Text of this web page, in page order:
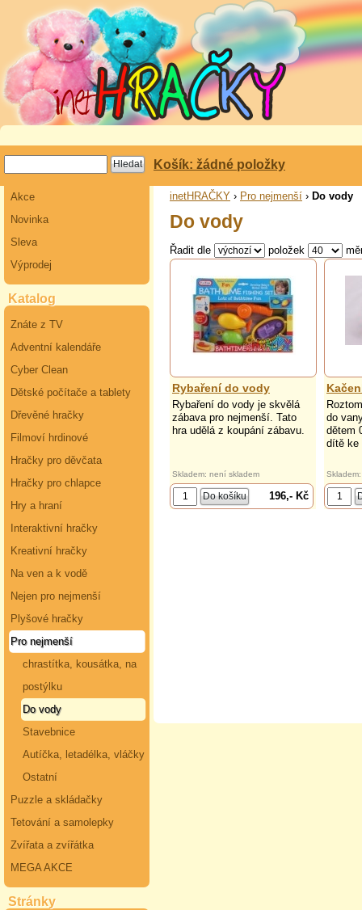
Košík: žádné položky
Akce
Novinka
Sleva
Výprodej
Katalog
Znáte z TV
Adventní kalendáře
Cyber Clean
Dětské počítače a tablety
Dřevěné hračky
Filmoví hrdinové
Hračky pro děvčata
Hračky pro chlapce
Hry a hraní
Interaktivní hračky
Kreativní hračky
Na ven a k vodě
Nejen pro nejmenší
Plyšové hračky
Pro nejmenší
chrastítka, kousátka, na
postýlku
Do vody
Stavebnice
Autíčka, letadélka, vláčky
Ostatní
Puzzle a skládačky
Tetování a samolepky
Zvířata a zvířátka
MEGA AKCE
Stránky
inetHRAČKY › Pro nejmenší › Do vody
Do vody
Řadit dle položek
Rybaření do vody
Rybaření do vody je skvělá
zábava pro nejmenší. Tato
hra udělá z koupání zábavu.
Skladem: není skladem
196,- Kč
do
dětem
dítě ke